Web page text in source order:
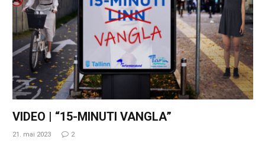
VIDEO | “15-MINUTI VANGLA”
21. mai 2023 2